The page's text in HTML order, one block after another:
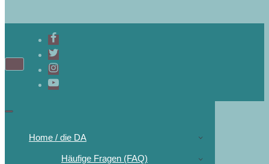
Home / die DA
Häufige Fragen (FAQ)